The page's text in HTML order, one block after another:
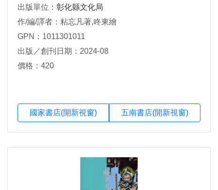
出版單位： 彰化縣文化局
作/編/譯者：粘忘凡著,咚東繪
GPN：1011301011
出版／創刊日期：2024-08
價格：420
國家書店(開新視窗) 五南書店(開新視窗)